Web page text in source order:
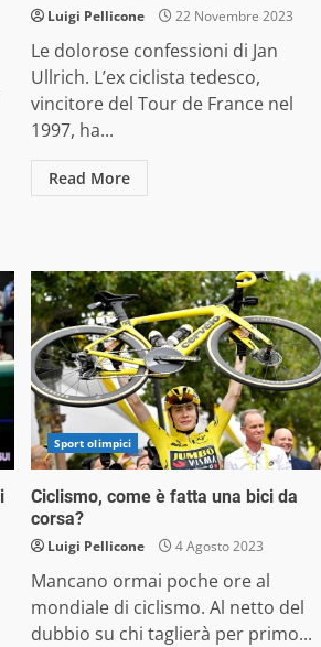
Luigi Pellicone 22 Novembre 2023
Le dolorose confessioni di Jan
Ullrich. L’ex ciclista tedesco,
vincitore del Tour de France nel
1997, ha...
Read More
Sport olimpici
Ciclismo, come è fatta una bici da
corsa?
Luigi Pellicone 4 Agosto 2023
Mancano ormai poche ore al
mondiale di ciclismo. Al netto del
dubbio su chi taglierà per primo...